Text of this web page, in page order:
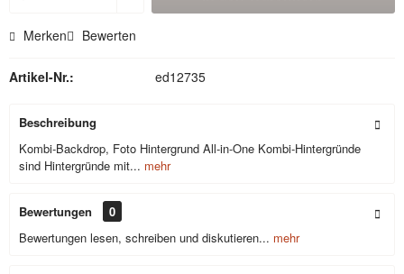
Merken Bewerten
Artikel-Nr.: ed12735
Beschreibung
Kombi-Backdrop, Foto Hintergrund All-in-One Kombi-Hintergründe
sind Hintergründe mit... mehr
Bewertungen
0
Bewertungen lesen, schreiben und diskutieren... mehr